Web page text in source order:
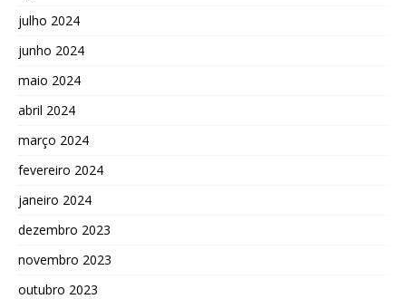
julho 2024
junho 2024
maio 2024
abril 2024
março 2024
fevereiro 2024
janeiro 2024
dezembro 2023
novembro 2023
outubro 2023